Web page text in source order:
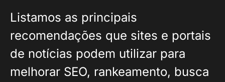
Listamos as principais
recomendações que sites e portais
de notícias podem utilizar para
melhorar SEO, rankeamento, busca